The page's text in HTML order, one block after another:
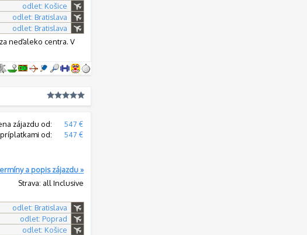
odlet: Košice
odlet: Bratislava
odlet: Bratislava
neďaleko centra. V
zájazdu od:
547 €
od:
547 €
a popis zájazdu »
Strava: all Inclusive
odlet: Bratislava
odlet: Poprad
odlet: Košice